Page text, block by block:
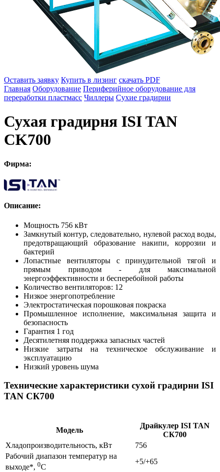
Оставить заявку Купить в лизинг скачать PDF
Главная Оборудование Периферийное оборудование для
переработки пластмасс Чиллеры Сухие градирни
Сухая градирня ISI TAN
CK700
Фирма:
Описание:
Мощность 756 кВт
Замкнутый контур, следовательно, нулевой расход воды,
предотвращающий образование накипи, коррозии и
бактерий
Лопастные вентиляторы с принудительной тягой и
прямым приводом - для максимальной
энергоэффективности и бесперебойной работы
Количество вентиляторов: 12
Низкое энергопотребление
Электростатическая порошковая покраска
Промышленное исполнение, максимальная защита и
безопасность
Гарантия 1 год
Десятилетняя поддержка запасных частей
Низкие затраты на техническое обслуживание и
эксплуатацию
Низкий уровень шума
Технические характеристики сухой градирни ISI
TAN CК700
Модель
Драйкулер ISI TAN
CК700
Хладопроизводительность, кВт
756
Рабочий диапазон температур на
выходе*, 0C
+5/+65